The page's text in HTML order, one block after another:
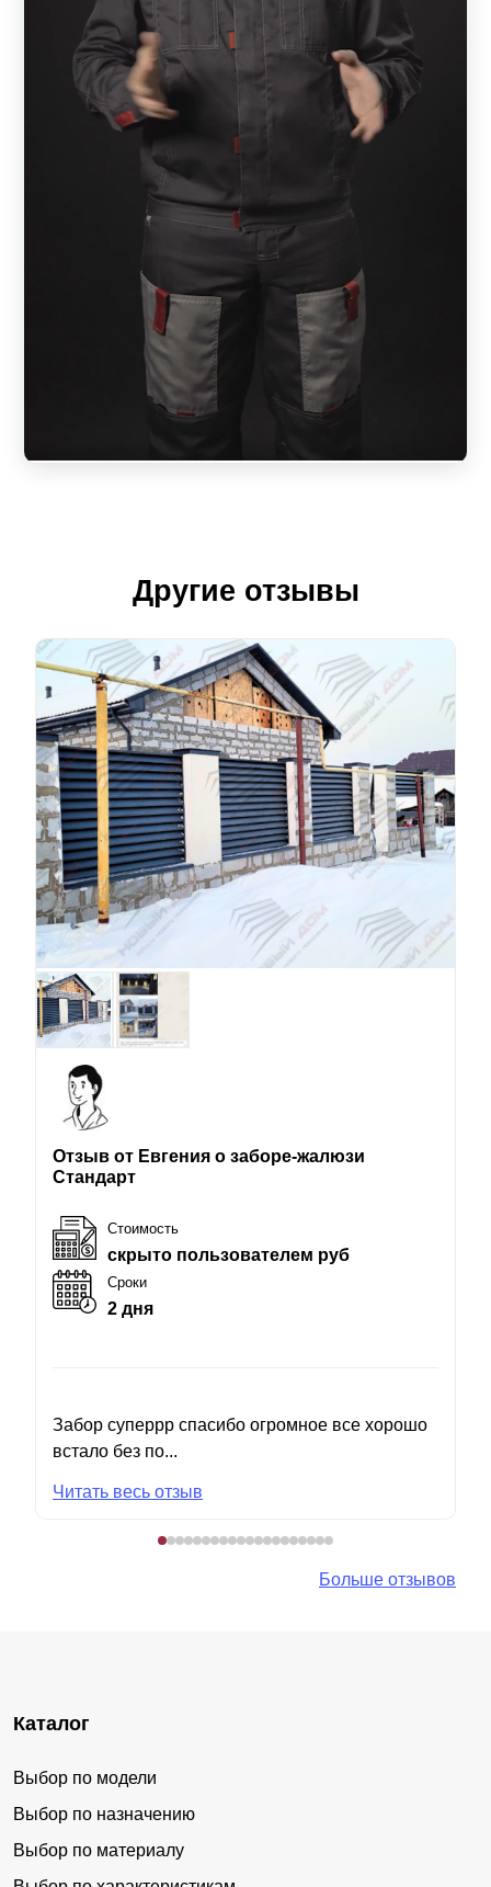
Другие отзывы
Отзыв от Евгения о заборе-жалюзи
Стандарт
Стоимость
скрыто пользователем руб
Сроки
2 дня
Забор суперрр спасибо огромное все хорошо
встало без по...
Читать весь отзыв
Больше отзывов
Каталог
Выбор по модели
Выбор по назначению
Выбор по материалу